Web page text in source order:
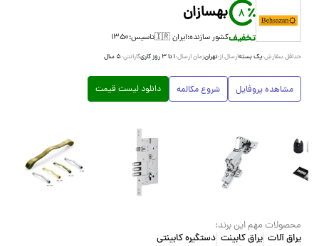
8
تخفیف
بهسازان
کشور سازنده:ایران 🇮🇷 تاسیس:۱۳۵۰
حداقل سفارش:یک بستهارسال از:تهرانزمان ارسال:۱ تا ۳ روز کاری گارانتی:۵ سال
مشاهده پروفایل شروع مکالمه دانلود لیست قیمت
محصولات مهم این برند:
یراق آلات یراق کابینت دستگیره کابینتی